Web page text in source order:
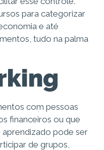
para categorizar
e até
tudo na palma
com pessoas
financeiros ou que
pode ser
de grupos,